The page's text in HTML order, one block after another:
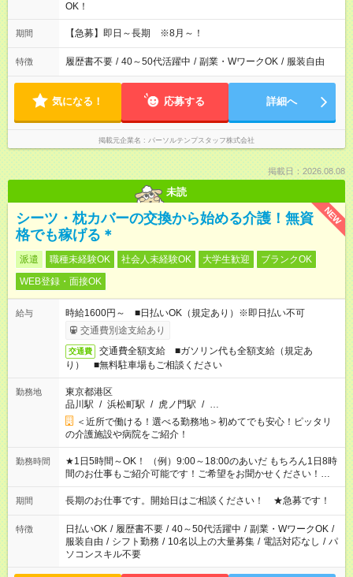
OK！
期間 【急募】即日～長期 ※8月～！
特徴 履歴書不要 / 40～50代活躍中 / 副業・WワークOK / 服装自由
気になる！ 応募する 詳細へ
掲載元企業名 パーソルテンプスタッフ株式会社
掲載日：2026.08.08
未読
NEW
シーツ・枕カバーの交換から始める介護！無資
格でも稼げる＊
派遣 職種未経験OK 社会人未経験OK 大学生歓迎
ブランクOK
WEB登録・面接OK
給与
時給1600円～ ■日払いOK（規定あり）※即日払い不可
交通費別途支給あり
交通費
交通費全額支給 ■ガソリン代も全額支給（規定あ
り） ■無料駐車場もご相談ください
勤務地
東京都港区
品川駅 / 浜松町駅 / 虎ノ門駅 / …
＜近所で働ける！選べる勤務地＞初めてでも安心！ピッタリ
の介護施設や病院をご紹介！
勤務時間
★1日5時間～OK！ （例）9:00～18:00のあいだ もちろん1日8時
間のお仕事もご紹介可能です！ご希望をお聞かせください！★家
庭の都合でお休みが必要な場合も遠慮なくご相談ください。 ※
週最低15時間以上の勤務が必要です
期間 長期のお仕事です。開始日はご相談ください！ ★急募です！
特徴 日払いOK / 履歴書不要 / 40～50代活躍中 / 副業・WワークOK /
服装自由 / シフト勤務 / 10名以上の大量募集 / 電話対応なし / パ
ソコンスキル不要